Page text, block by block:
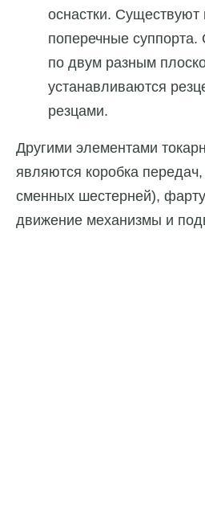
оснастки.
поперечные
по двум разным
устанавливаются
резцами.
Другими элементами
являются коробка
сменных шестерней),
движение механизмы и